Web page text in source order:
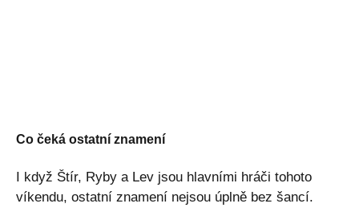
Co čeká ostatní znamení
I když Štír, Ryby a Lev jsou hlavními hráči tohoto
víkendu, ostatní znamení nejsou úplně bez šancí.